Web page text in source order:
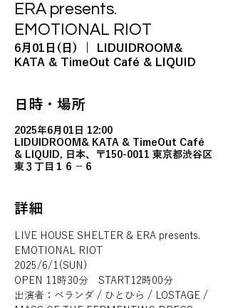
ERA presents.
EMOTIONAL RIOT
6月01日(日)
LIDUIDROOM&
KATA & TimeOut Café & LIQUID
日時・場所
2025年6月01日 12:00
LIDUIDROOM& KATA & TimeOut Café
& LIQUID, 日本、〒150-0011 東京都渋谷区
東３丁目１６−６
詳細
LIVE HOUSE SHELTER & ERA presents.
EMOTIONAL RIOT
2025/6/1(SUN)
OPEN 11時30分　START12時00分
出演者：ベランダ / ひとひら / LOSTAGE /